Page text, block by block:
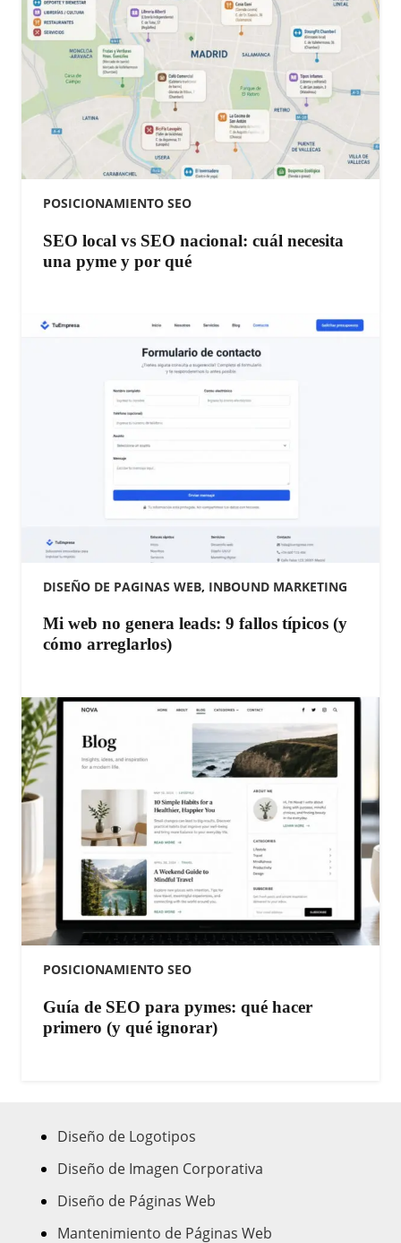
POSICIONAMIENTO SEO
SEO local vs SEO nacional: cuál necesita
una pyme y por qué
DISEÑO DE PAGINAS WEB, INBOUND MARKETING
Mi web no genera leads: 9 fallos típicos (y
cómo arreglarlos)
POSICIONAMIENTO SEO
Guía de SEO para pymes: qué hacer
primero (y qué ignorar)
Diseño de Logotipos
Diseño de Imagen Corporativa
Diseño de Páginas Web
Mantenimiento de Páginas Web